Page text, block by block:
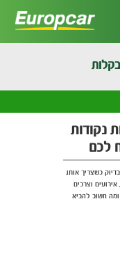
נקודות
לכם
כשצריך אותו.
אירועים וצרכים
ומה חשוב להביא